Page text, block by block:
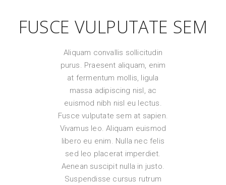
FUSCE VULPUTATE SEM
Aliquam convallis sollicitudin
purus. Praesent aliquam, enim
at fermentum mollis, ligula
massa adipiscing nisl, ac
euismod nibh nisl eu lectus.
Fusce vulputate sem at sapien.
Vivamus leo. Aliquam euismod
libero eu enim. Nulla nec felis
sed leo placerat imperdiet.
Aenean suscipit nulla in justo.
Suspendisse cursus rutrum